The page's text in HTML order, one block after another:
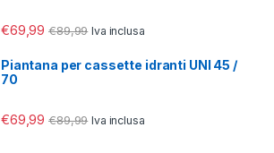
€69,99 €89,99 Iva inclusa
Piantana per cassette idranti UNI 45 /
70
€69,99 €89,99 Iva inclusa